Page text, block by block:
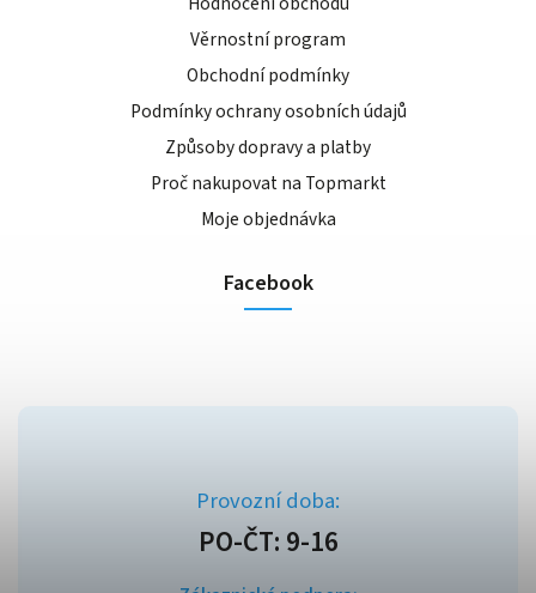
Věrnostní program
Obchodní podmínky
Podmínky ochrany osobních údajů
Způsoby dopravy a platby
Proč nakupovat na Topmarkt
Moje objednávka
Facebook